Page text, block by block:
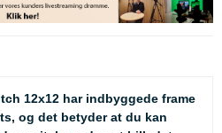
12x12 har indbyggede frame
og det betyder at du kan